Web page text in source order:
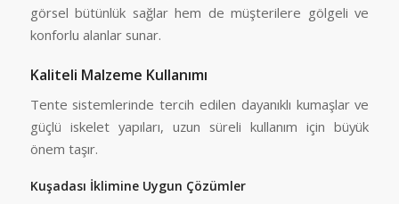
görsel bütünlük sağlar hem de müşterilere gölgeli ve
konforlu alanlar sunar.
Kaliteli Malzeme Kullanımı
Tente sistemlerinde tercih edilen dayanıklı kumaşlar ve
güçlü iskelet yapıları, uzun süreli kullanım için büyük
önem taşır.
Kuşadası İklimine Uygun Çözümler